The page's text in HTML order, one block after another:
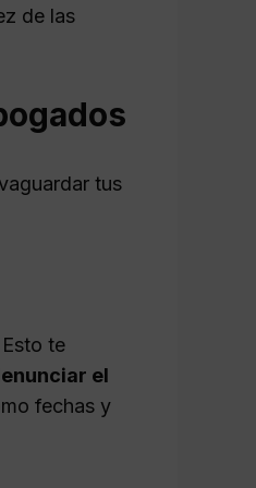
de las
tus
te
el
fechas y